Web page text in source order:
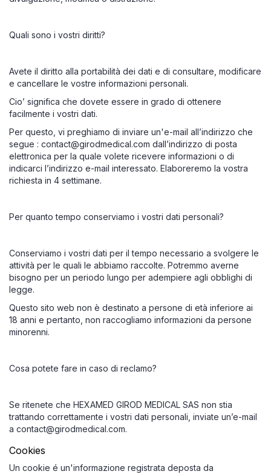
Quali sono i vostri diritti?
Avete il diritto alla portabilità dei dati e di consultare, modificare
e cancellare le vostre informazioni personali.
Cio’ significa che dovete essere in grado di ottenere
facilmente i vostri dati.
Per questo, vi preghiamo di inviare un'e-mail all’indirizzo che
segue : contact@girodmedical.com dall’indirizzo di posta
elettronica per la quale volete ricevere informazioni o di
indicarci l’indirizzo e-mail interessato. Elaboreremo la vostra
richiesta in 4 settimane.
Per quanto tempo conserviamo i vostri dati personali?
Conserviamo i vostri dati per il tempo necessario a svolgere le
attività per le quali le abbiamo raccolte. Potremmo averne
bisogno per un periodo lungo per adempiere agli obblighi di
legge.
Questo sito web non è destinato a persone di età inferiore ai
18 anni e pertanto, non raccogliamo informazioni da persone
minorenni.
Cosa potete fare in caso di reclamo?
Se ritenete che HEXAMED GIROD MEDICAL SAS non stia
trattando correttamente i vostri dati personali, inviate un’e-mail
a contact@girodmedical.com.
Cookies
Un cookie é un'informazione registrata deposta da